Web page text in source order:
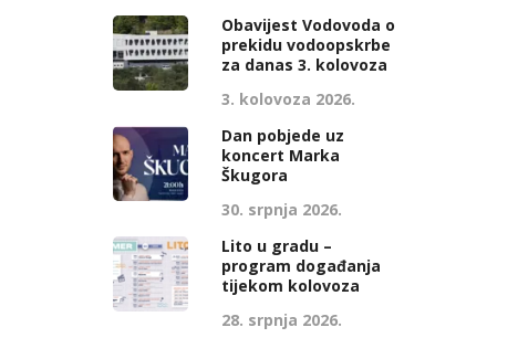
Obavijest Vodovoda o
prekidu vodoopskrbe
za danas 3. kolovoza
3. kolovoza 2026.
Dan pobjede uz
koncert Marka
Škugora
30. srpnja 2026.
Lito u gradu –
program događanja
tijekom kolovoza
28. srpnja 2026.